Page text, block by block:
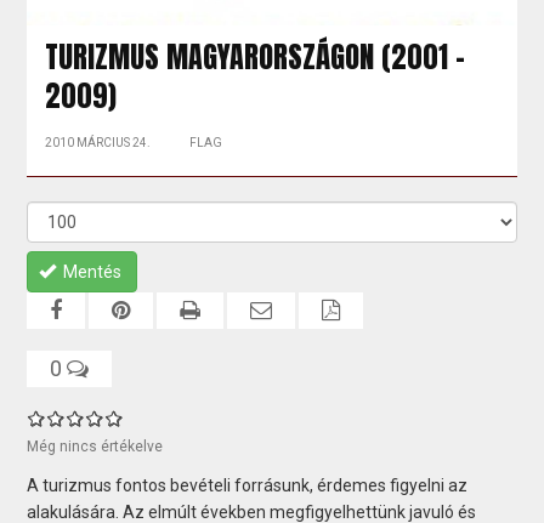
TURIZMUS MAGYARORSZÁGON (2001 –
2009)
2010 MÁRCIUS 24. FLAG
Mentés
0
Még nincs értékelve
A turizmus fontos bevételi forrásunk, érdemes figyelni az
alakulására. Az elmúlt években megfigyelhettünk javuló és